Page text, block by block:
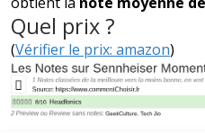
Quel prix ?
(Vérifier le prix: amazon)